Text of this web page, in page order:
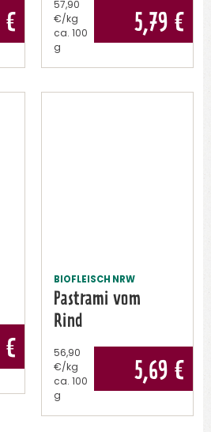
€ 5,79 €
57,90
€/kg
ca.
100
g
€
BIOFLEISCH NRW
Pastrami vom
Rind
5,69 €
56,90
€/kg
ca.
100
g